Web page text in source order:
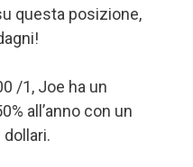
questa posizione,
/1, Joe ha un
all’anno con un